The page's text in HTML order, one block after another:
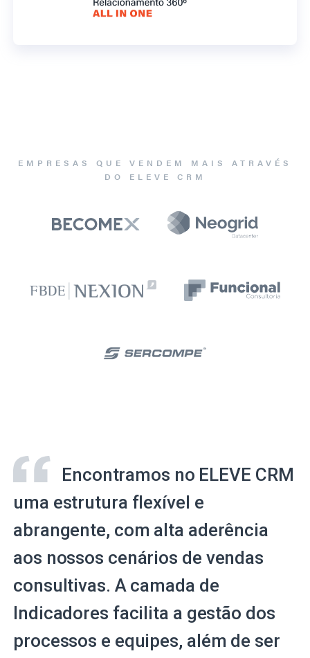
EMPRESAS QUE VENDEM MAIS ATRAVÉS
DO ELEVE CRM
Encontramos no ELEVE CRM
uma estrutura flexível e
abrangente, com alta aderência
aos nossos cenários de vendas
consultivas. A camada de
Indicadores facilita a gestão dos
processos e equipes, além de ser